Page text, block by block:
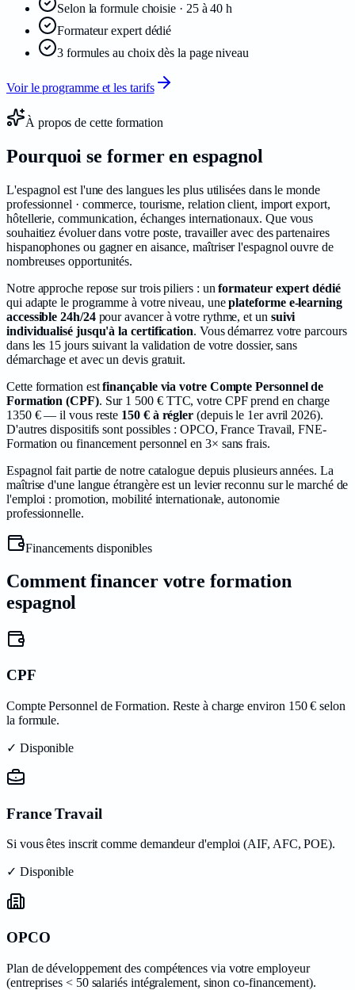
Selon la formule choisie · 25 à 40 h
Formateur expert dédié
3 formules au choix dès la page niveau
Voir le programme et les tarifs
À propos de cette formation
Pourquoi se former en espagnol
L'espagnol est l'une des langues les plus utilisées dans le monde
professionnel · commerce, tourisme, relation client, import export,
hôtellerie, communication, échanges internationaux. Que vous
souhaitiez évoluer dans votre poste, travailler avec des partenaires
hispanophones ou gagner en aisance, maîtriser l'espagnol ouvre de
nombreuses opportunités.
Notre approche repose sur trois piliers : un formateur expert dédié
qui adapte le programme à votre niveau, uneplateforme e-learning
accessible 24h/24 pour avancer à votre rythme, et un suivi
individualisé jusqu'à la certification. Vous démarrez votre parcours
dans les 15 jours suivant la validation de votre dossier, sans
démarchage et avec un devis gratuit.
Cette formation estfinançable via votre Compte Personnel de
Formation (CPF). Sur 1 500 € TTC, votre CPF prend en charge
1350€ — il vous reste 150€ à régler (depuis le 1er avril 2026).
D'autres dispositifs sont possibles : OPCO, France Travail, FNE-
Formation ou financement personnel en 3× sans frais.
Espagnol fait partie de notre catalogue depuis plusieurs années. La
maîtrise d'une langue étrangère est un levier reconnu sur le marché de
l'emploi : promotion, mobilité internationale, autonomie
professionnelle.
Financements disponibles
Comment financer votre formation
espagnol
CPF
Compte Personnel de Formation. Reste à charge environ 150 € selon
la formule.
✓ Disponible
France Travail
Si vous êtes inscrit comme demandeur d'emploi (AIF, AFC, POE).
✓ Disponible
OPCO
Plan de développement des compétences via votre employeur
(entreprises < 50 salariés intégralement, sinon co-financement).